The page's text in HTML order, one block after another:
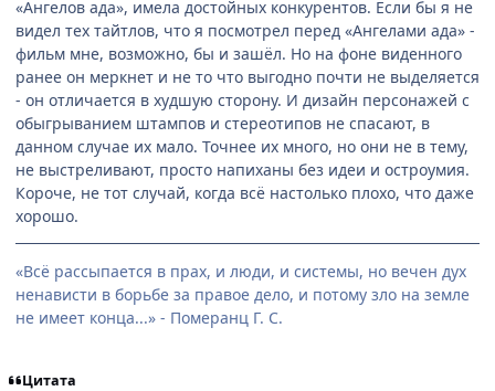
«Ангелов ада», имела достойных конкурентов. Если бы я не
видел тех тайтлов, что я посмотрел перед «Ангелами ада» -
фильм мне, возможно, бы и зашёл. Но на фоне виденного
ранее он меркнет и не то что выгодно почти не выделяется
- он отличается в худшую сторону. И дизайн персонажей с
обыгрыванием штампов и стереотипов не спасают, в
данном случае их мало. Точнее их много, но они не в тему,
не выстреливают, просто напиханы без идеи и остроумия.
Короче, не тот случай, когда всё настолько плохо, что даже
хорошо.
«Всё рассыпается в прах, и люди, и системы, но вечен дух
ненависти в борьбе за правое дело, и потому зло на земле
не имеет конца...» - Померанц Г. С.
Цитата